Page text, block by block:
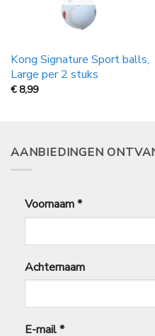
Kong Signature Sport balls,
Large per 2 stuks
€8,99
AANBIEDINGEN
Voornaam*
Achternaam
E-mail*